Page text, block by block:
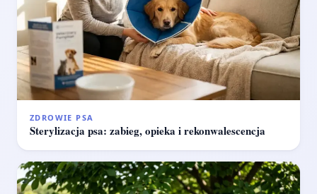
ZDROWIE PSA
Sterylizacja psa: zabieg, opieka i rekonwalescencja